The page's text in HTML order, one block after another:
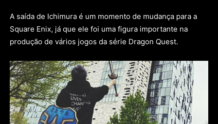
A saída de Ichimura é um momento de mudança para a
Square Enix, já que ele foi uma figura importante na
produção de vários jogos da série Dragon Quest.